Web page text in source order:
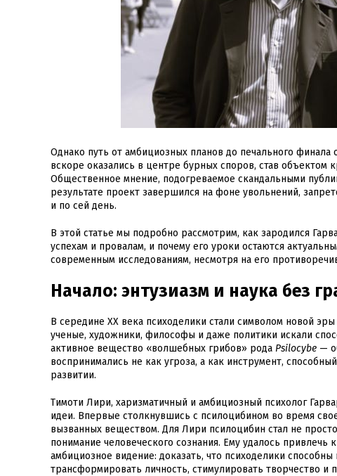
Однако путь от амбициозных планов до печального
вскоре оказались в центре бурных споров, став объектом
Общественное мнение, подогреваемое скандальными
результате проект завершился на фоне увольнений,
и по сей день.
В этой статье мы подробно рассмотрим, как зародился
успехам и провалам, и почему его уроки остаются
современным исследованиям, несмотря на его
Начало: энтузиазм и наука без
В середине XX века психоделики стали символом новой
ученые, художники, философы и даже политики искали
активное вещество «волшебных грибов» рода Psilocybe —
воспринимались не как угроза, а как инструмент,
развитии.
Тимоти Лири, харизматичный и амбициозный психолог
идеи. Впервые столкнувшись с псилоцибином во время
вызванных веществом. Для Лири псилоцибин стал не
понимание человеческого сознания. Ему удалось
амбициозное видение: доказать, что психоделики
трансформировать личность, стимулировать творчество и